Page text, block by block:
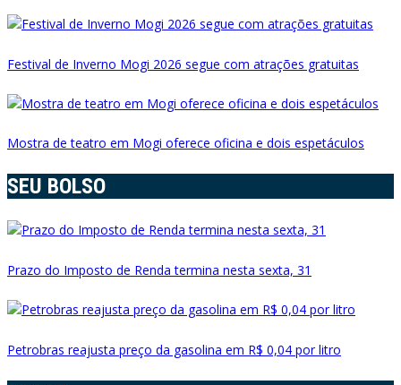
Festival de Inverno Mogi 2026 segue com atrações gratuitas
Mostra de teatro em Mogi oferece oficina e dois espetáculos
SEU BOLSO
Prazo do Imposto de Renda termina nesta sexta, 31
Petrobras reajusta preço da gasolina em R$ 0,04 por litro